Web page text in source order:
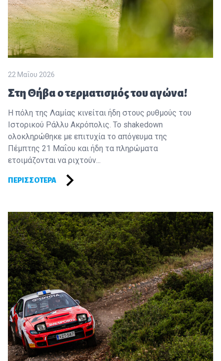
22 Μαΐου 2026
Στη Θήβα ο τερματισμός του αγώνα!
H πόλη της Λαμίας κινείται ήδη στους ρυθμούς του
Ιστορικού Ράλλυ Ακρόπολις. Το shakedown
ολοκληρώθηκε με επιτυχία το απόγευμα της
Πέμπτης 21 Μαΐου και ήδη τα πληρώματα
ετοιμάζονται να ριχτούν...
ΠΕΡΙΣΣΌΤΕΡΑ